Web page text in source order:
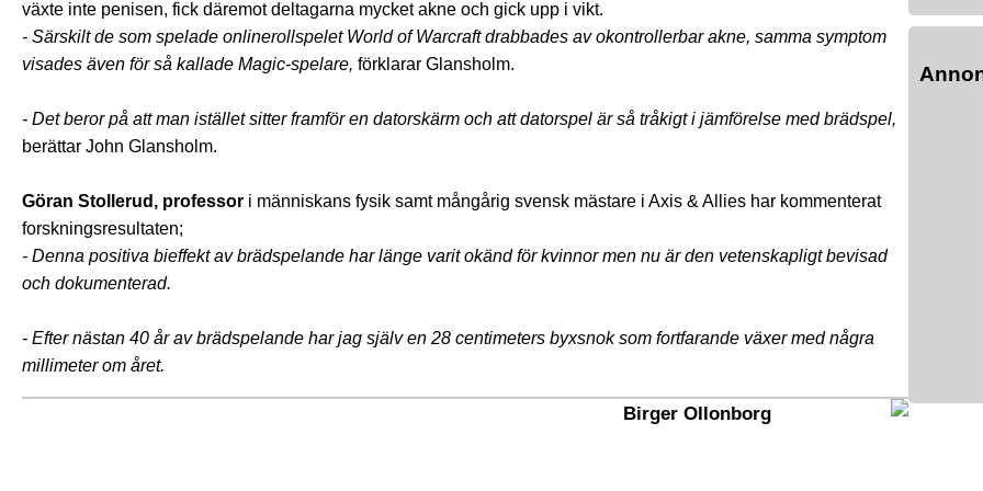
växte inte penisen, fick däremot deltagarna mycket akne och gick upp i vikt.
- Särskilt de som spelade onlinerollspelet World of Warcraft drabbades av okontrollerbar akne, samma symptom
visades även för så kallade Magic-spelare, förklarar Glansholm.
- Det beror på att man istället sitter framför en datorskärm och att datorspel är så tråkigt i jämförelse med brädspel,
berättar John Glansholm.
Göran Stollerud, professor i människans fysik samt mångårig svensk mästare i Axis & Allies har kommenterat
forskningsresultaten;
- Denna positiva bieffekt av brädspelande har länge varit okänd för kvinnor men nu är den vetenskapligt bevisad
och dokumenterad.
- Efter nästan 40 år av brädspelande har jag själv en 28 centimeters byxsnok som fortfarande växer med några
millimeter om året.
Birger Ollonborg